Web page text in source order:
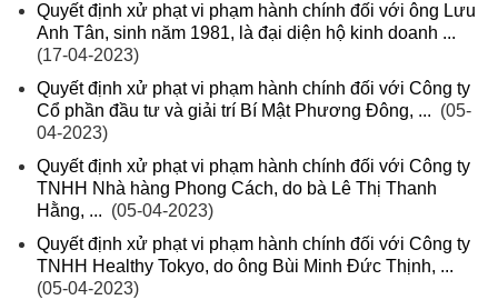
Quyết định xử phạt vi phạm hành chính đối với ông Lưu
Anh Tân, sinh năm 1981, là đại diện hộ kinh doanh ...
(17-04-2023)
Quyết định xử phạt vi phạm hành chính đối với Công ty
Cổ phần đầu tư và giải trí Bí Mật Phương Đông, ... (05-
04-2023)
Quyết định xử phạt vi phạm hành chính đối với Công ty
TNHH Nhà hàng Phong Cách, do bà Lê Thị Thanh
Hằng, ... (05-04-2023)
Quyết định xử phạt vi phạm hành chính đối với Công ty
TNHH Healthy Tokyo, do ông Bùi Minh Đức Thịnh, ...
(05-04-2023)